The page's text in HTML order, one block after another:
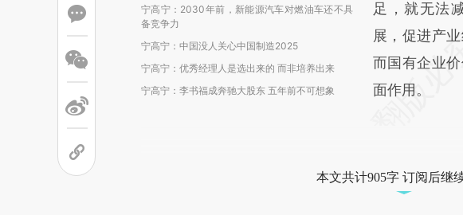
宁高宁：2030年前，新能源汽车对燃油车还不具
备竞争力
宁高宁：中国没人关心中国制造2025
宁高宁：优秀经理人是选出来的 而非培养出来
宁高宁：李书福成奔驰大股东 五年前不可想象
足，就无法
展，促进产
而国有企业
面作用。
本文共计905字 订阅后继